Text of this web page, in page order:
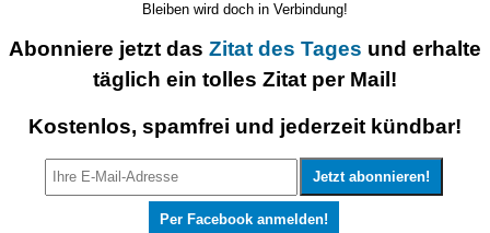
Bleiben wird doch in Verbindung!
Abonniere jetzt das Zitat des Tages und erhalte
täglich ein tolles Zitat per Mail!
Kostenlos, spamfrei und jederzeit kündbar!
Per Facebook anmelden!